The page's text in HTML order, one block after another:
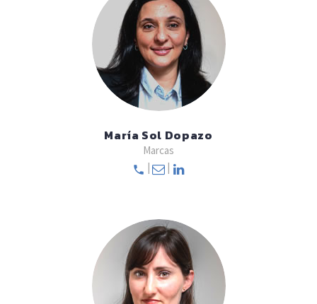
María Sol Dopazo
Marcas
|
|